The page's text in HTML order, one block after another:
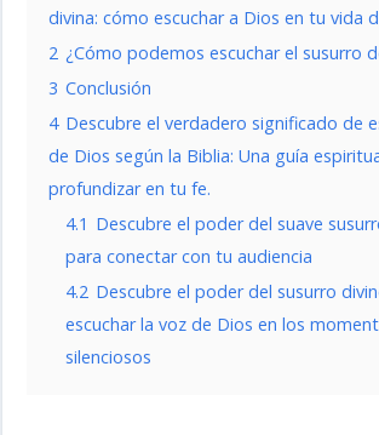
divina: cómo escuchar a Dios en tu vida
2 ¿Cómo podemos escuchar el susurro
3 Conclusión
4 Descubre el verdadero significado de
de Dios según la Biblia: Una guía
profundizar en tu fe.
4.1 Descubre el poder del suave
para conectar con tu audiencia
4.2 Descubre el poder del susurro
escuchar la voz de Dios en los
silenciosos